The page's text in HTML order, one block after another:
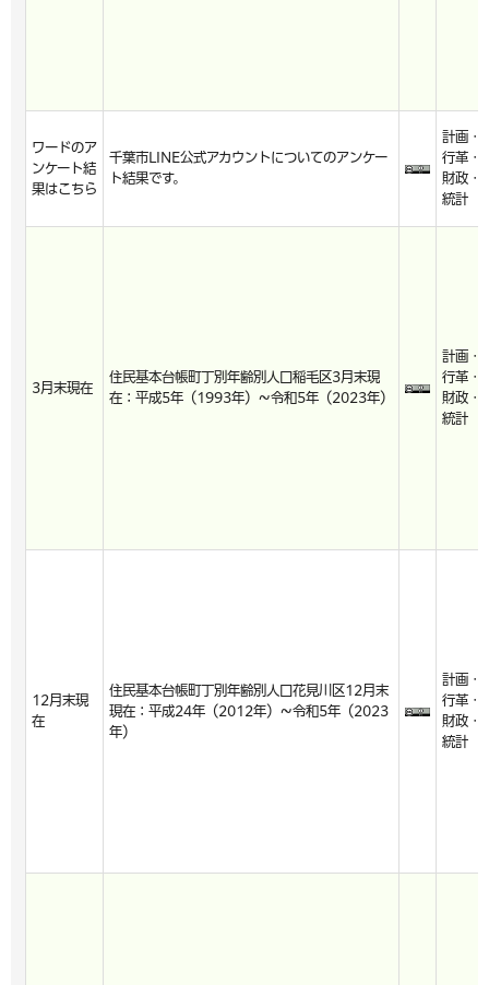
ワードのア
ンケート結
果はこちら
千葉市LINE公式アカウントについてのアンケー
ト結果です。
計画・
行革・
財政・
統計
3月末現在
住民基本台帳町丁別年齢別人口稲毛区3月末現
在：平成5年（1993年）～令和5年（2023年）
計画・
行革・
財政・
統計
12月末現
在
住民基本台帳町丁別年齢別人口花見川区12月末
現在：平成24年（2012年）～令和5年（2023
年）
計画・
行革・
財政・
統計